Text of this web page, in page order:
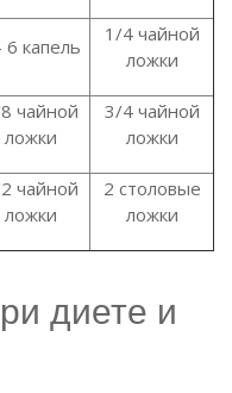
6 капель
1/4 чайной
ложки
чайной
ложки
3/4 чайной
ложки
чайной
ложки
2 столовые
ложки
диете и